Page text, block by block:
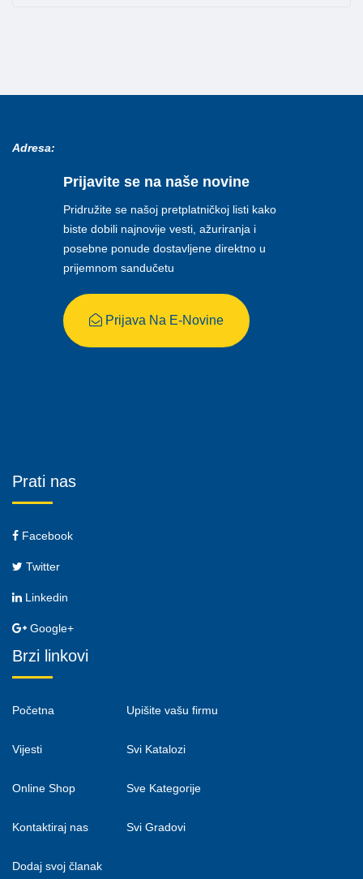
Adresa:
Prijavite se na naše novine
Pridružite se našoj pretplatničkoj listi kako
biste dobili najnovije vesti, ažuriranja i
posebne ponude dostavljene direktno u
prijemnom sandučetu
Prijava Na E-Novine
Prati nas
Facebook
Twitter
Linkedin
Google+
Brzi linkovi
Početna
Vijesti
Online Shop
Kontaktiraj nas
Dodaj svoj članak
Upišite vašu firmu
Svi Katalozi
Sve Kategorije
Svi Gradovi